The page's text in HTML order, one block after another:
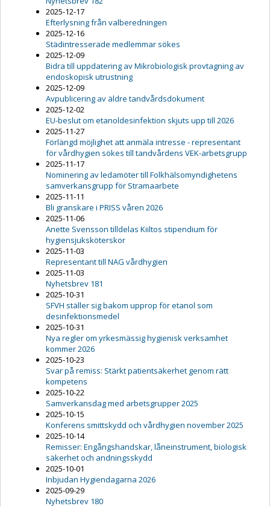
2025-12-17
Efterlysning från valberedningen
2025-12-16
Städintresserade medlemmar sökes
2025-12-09
Bidra till uppdatering av Mikrobiologisk provtagning av
endoskopisk utrustning
2025-12-09
Avpublicering av äldre tandvårdsdokument
2025-12-02
EU-beslut om etanoldesinfektion skjuts upp till 2026
2025-11-27
Förlängd möjlighet att anmäla intresse - representant
för vårdhygien sökes till tandvårdens VEK-arbetsgrupp
2025-11-17
Nominering av ledamöter till Folkhälsomyndighetens
samverkansgrupp för Stramaarbete
2025-11-11
Bli granskare i PRISS våren 2026
2025-11-06
Anette Svensson tilldelas Kiiltos stipendium för
hygiensjuksköterskor
2025-11-03
Representant till NAG vårdhygien
2025-11-03
Nyhetsbrev 181
2025-10-31
SFVH ställer sig bakom upprop för etanol som
desinfektionsmedel
2025-10-31
Nya regler om yrkesmässig hygienisk verksamhet
kommer 2026
2025-10-23
Svar på remiss: Stärkt patientsäkerhet genom rätt
kompetens
2025-10-22
Samverkansdag med arbetsgrupper 2025
2025-10-15
Konferens smittskydd och vårdhygien november 2025
2025-10-14
Remisser: Engångshandskar, låneinstrument, biologisk
säkerhet och andningsskydd
2025-10-01
Inbjudan Hygiendagarna 2026
2025-09-29
Nyhetsbrev 180